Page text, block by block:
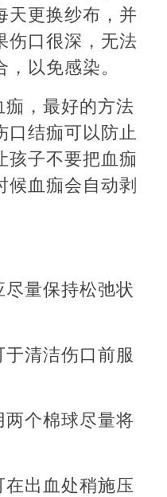
天更换纱布，并
伤口很深，无法
以免感染。
，最好的方法
口结痂可以防止
孩子不要把血痂
候血痂会自动剥
量保持松弛状
清洁伤口前服
个棉球尽量将
出血处稍施压